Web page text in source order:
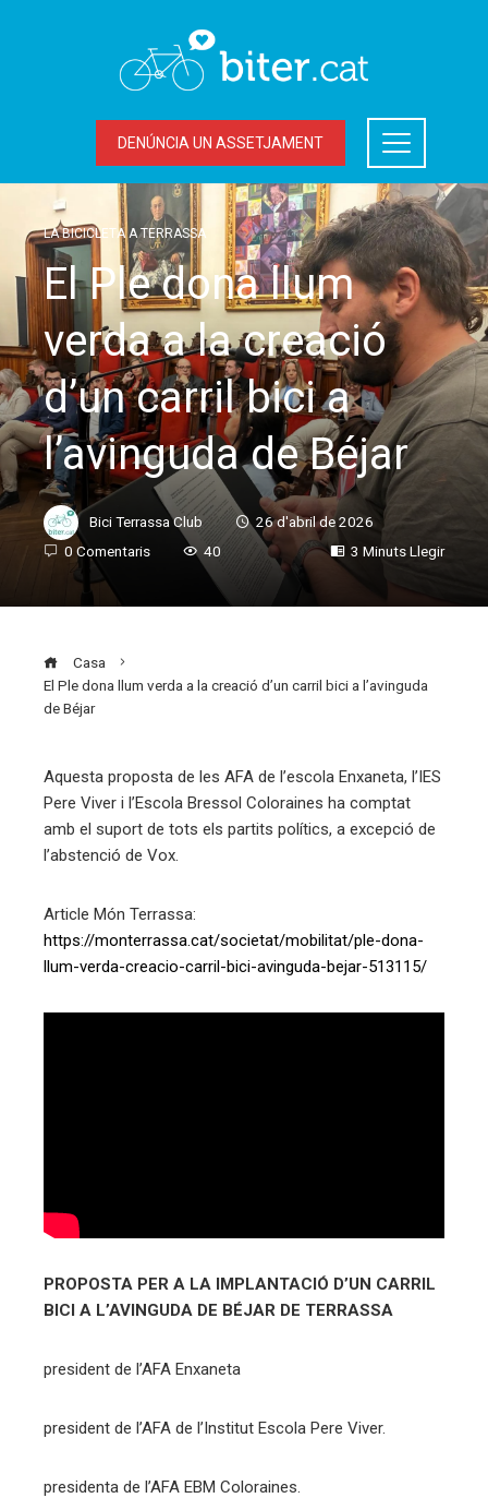
DENÚNCIA UN ASSETJAMENT
LA BICICLETA A TERRASSA
El Ple dona llum
verda a la creació
d’un carril bici a
l’avinguda de Béjar
Bici Terrassa Club
26 d'abril de 2026
0 Comentaris
40 3 Minuts Llegir
Casa
El Ple dona llum verda a la creació d’un carril bici a l’avinguda
de Béjar
Aquesta proposta de les AFA de l’escola Enxaneta, l’IES
Pere Viver i l’Escola Bressol Coloraines ha comptat
amb el suport de tots els partits polítics, a excepció de
l’abstenció de Vox.
Article Món Terrassa:
https://monterrassa.cat/societat/mobilitat/ple-dona-
llum-verda-creacio-carril-bici-avinguda-bejar-513115/
PROPOSTA PER A LA IMPLANTACIÓ D’UN CARRIL
BICI A L’AVINGUDA DE BÉJAR DE TERRASSA
president de l’AFA Enxaneta
president de l’AFA de l’Institut Escola Pere Viver.
presidenta de l’AFA EBM Coloraines.